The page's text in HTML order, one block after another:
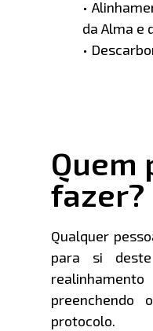
•
da Alma e
•
Quem
fazer?
Qualquer
para si
preenchendo
protocolo.